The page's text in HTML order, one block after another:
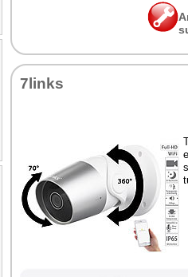
7links